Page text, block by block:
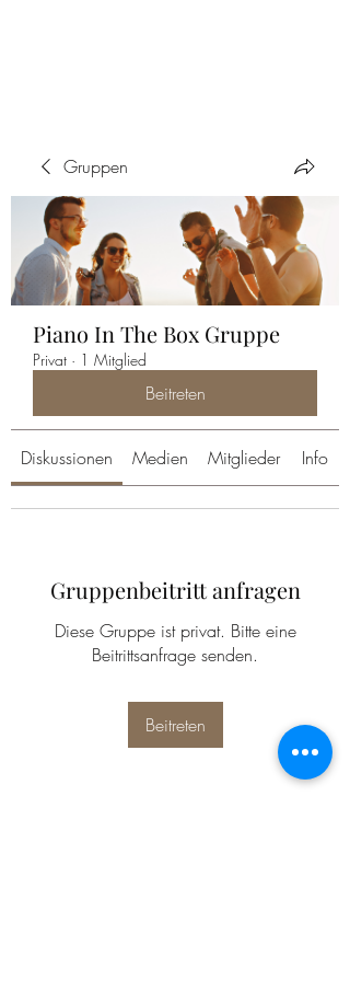
Gruppen
Piano In The Box Gruppe
Privat · 1 Mitglied
Beitreten
Diskussionen Medien Mitglieder Info
Gruppenbeitritt anfragen
Diese Gruppe ist privat. Bitte eine
Beitrittsanfrage senden.
Beitreten